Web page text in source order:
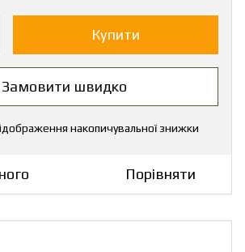
Купити
Замовити швидко
накопичувальної знижки
Порівняти